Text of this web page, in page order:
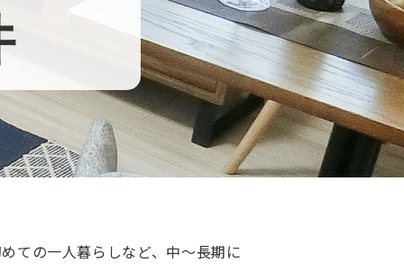
ての一人暮らしなど、中～長期に